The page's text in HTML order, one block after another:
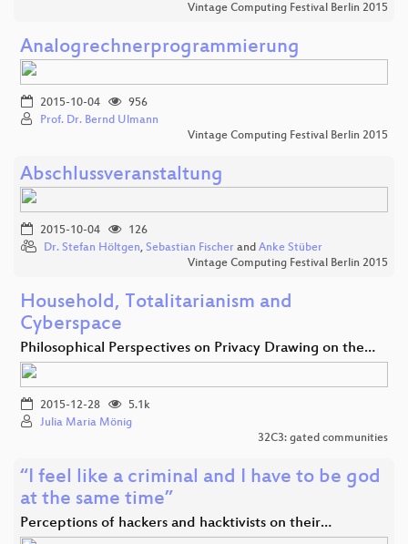
Vintage Computing Festival Berlin 2015
Analogrechnerprogrammierung
2015-10-04
956
Prof. Dr. Bernd Ulmann
Vintage Computing Festival Berlin 2015
Abschlussveranstaltung
2015-10-04
126
Dr. Stefan Höltgen, Sebastian Fischer and Anke Stüber
Vintage Computing Festival Berlin 2015
Household, Totalitarianism and
Cyberspace
Philosophical Perspectives on Privacy Drawing on the…
2015-12-28
5.1k
Julia Maria Mönig
32C3: gated communities
“I feel like a criminal and I have to be god
at the same time”
Perceptions of hackers and hacktivists on their…